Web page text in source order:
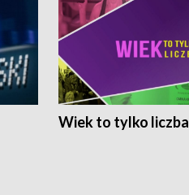
Wiek to tylko liczba